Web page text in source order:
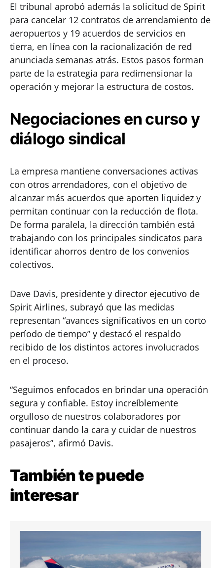
El tribunal aprobó además la solicitud de Spirit
para cancelar 12 contratos de arrendamiento de
aeropuertos y 19 acuerdos de servicios en
tierra, en línea con la racionalización de red
anunciada semanas atrás. Estos pasos forman
parte de la estrategia para redimensionar la
operación y mejorar la estructura de costos.
Negociaciones en curso y
diálogo sindical
La empresa mantiene conversaciones activas
con otros arrendadores, con el objetivo de
alcanzar más acuerdos que aporten liquidez y
permitan continuar con la reducción de flota.
De forma paralela, la dirección también está
trabajando con los principales sindicatos para
identificar ahorros dentro de los convenios
colectivos.
Dave Davis, presidente y director ejecutivo de
Spirit Airlines, subrayó que las medidas
representan “avances significativos en un corto
período de tiempo” y destacó el respaldo
recibido de los distintos actores involucrados
en el proceso.
“Seguimos enfocados en brindar una operación
segura y confiable. Estoy increíblemente
orgulloso de nuestros colaboradores por
continuar dando la cara y cuidar de nuestros
pasajeros”, afirmó Davis.
También te puede
interesar